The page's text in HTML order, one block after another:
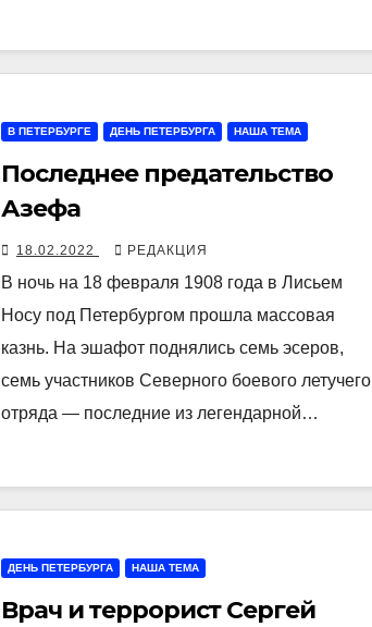
В ПЕТЕРБУРГЕ ДЕНЬ ПЕТЕРБУРГА НАША ТЕМА
Последнее предательство
Азефа
18.02.2022 РЕДАКЦИЯ
В ночь на 18 февраля 1908 года в Лисьем
Носу под Петербургом прошла массовая
казнь. На эшафот поднялись семь эсеров,
семь участников Северного боевого летучего
отряда ― последние из легендарной…
ДЕНЬ ПЕТЕРБУРГА НАША ТЕМА
Врач и террорист Сергей